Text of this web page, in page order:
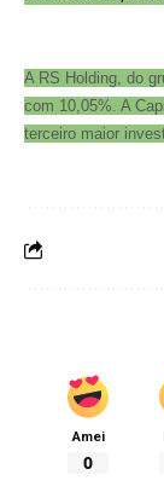
A RS Holding, do
com 10,05%. A
terceiro maior
Amei
0